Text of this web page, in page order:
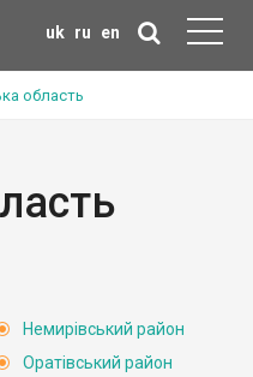
uk ru en
область
Немирівський район
Оратівський район